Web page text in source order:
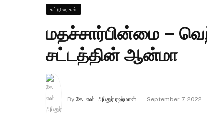
கட்டுரைகள்
மதச்சார்பின்மை –
சட்டத்தின் ஆன்மா
By கே. எஸ். அப்துர் ரஹ்மான் September 7, 2022